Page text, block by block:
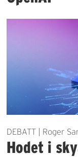
DEBATT | Roger
Hodet i